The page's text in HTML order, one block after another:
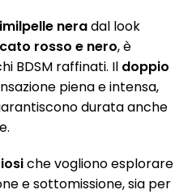
neradal look
rosso e nero, è
BDSM raffinati. Il doppio
piena e intensa,
durata anche
che vogliono esplorare
e sottomissione, sia per